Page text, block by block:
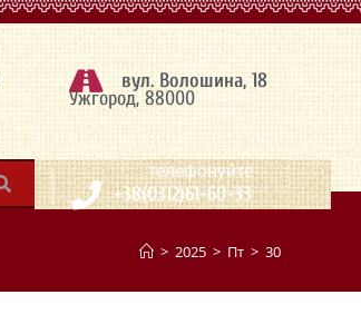
вул. Волошина, 18
Ужгород, 88000
| телефонуйте
+38(0312)61-60-33
> 2025 > Пт > 30